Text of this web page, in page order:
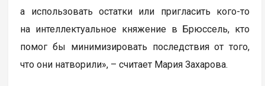
а использовать остатки или пригласить кого-то
на интеллектуальное княжение в Брюссель, кто
помог бы минимизировать последствия от того,
что они натворили», – считает Мария Захарова.